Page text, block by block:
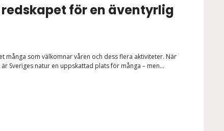
för en äventyrlig
många som välkomnar våren och dess flera aktiviteter. När
Sveriges natur en uppskattad plats för många – men...